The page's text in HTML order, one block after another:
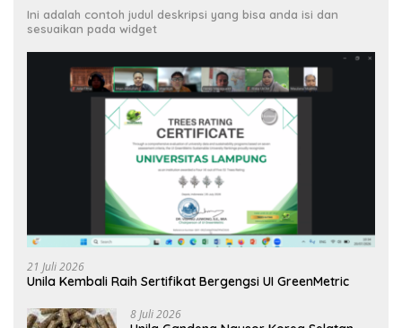
Ini adalah contoh judul deskripsi yang bisa anda isi dan
sesuaikan pada widget
21 Juli 2026
Unila Kembali Raih Sertifikat Bergengsi UI GreenMetric
8 Juli 2026